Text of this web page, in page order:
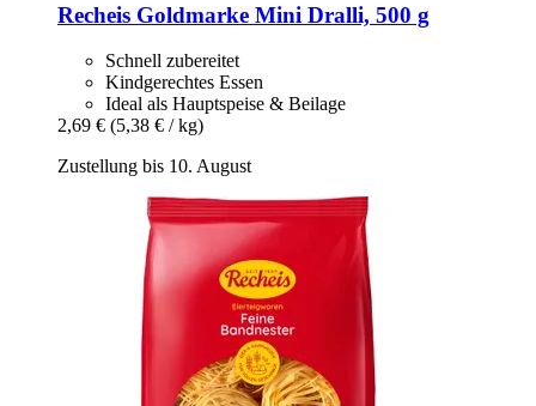
Recheis Goldmarke Mini Dralli, 500 g
Schnell zubereitet
Kindgerechtes Essen
Ideal als Hauptspeise & Beilage
2,69 € (5,38 € / kg)
Zustellung bis 10. August